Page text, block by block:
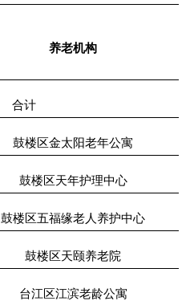
养老机构
合计
鼓楼区金太阳老年公寓
鼓楼区天年护理中心
鼓楼区五福缘老人养护中心
鼓楼区天颐养老院
台江区江滨老龄公寓